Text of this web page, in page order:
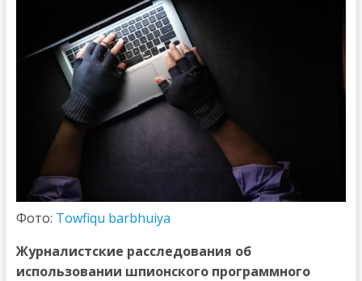
Фото: Towfiqu barbhuiya
Журналистские расследования об
использовании шпионского программного